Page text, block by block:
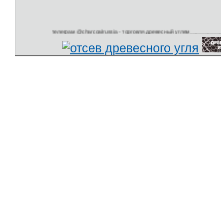
телеграм @charcoalrussia - торговля древесный углем______________